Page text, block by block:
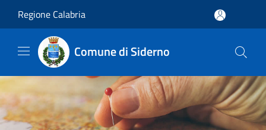
Regione Calabria
Comune di Siderno